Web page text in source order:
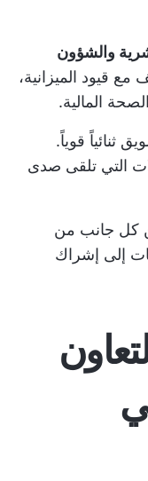
والشؤون
قيود الميزانية،
المالية.
ثنائياً قوياً.
التي تلقى صدى
كل جانب من
إلى إشراك